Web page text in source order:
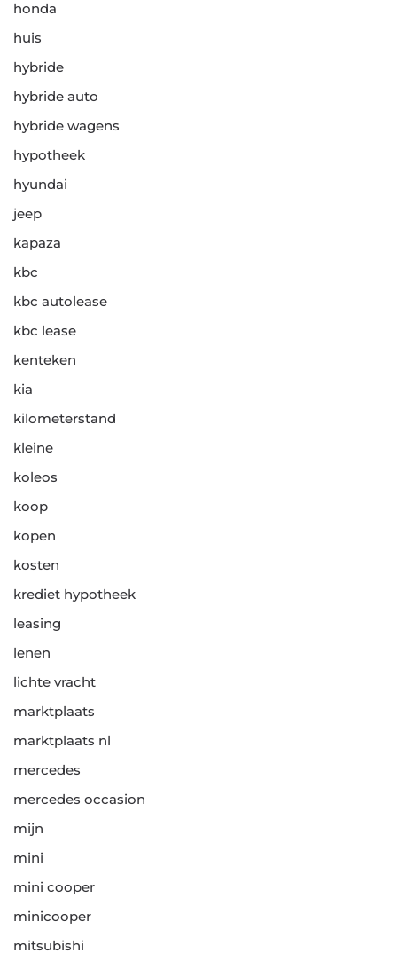
honda
huis
hybride
hybride auto
hybride wagens
hypotheek
hyundai
jeep
kapaza
kbc
kbc autolease
kbc lease
kenteken
kia
kilometerstand
kleine
koleos
koop
kopen
kosten
krediet hypotheek
leasing
lenen
lichte vracht
marktplaats
marktplaats nl
mercedes
mercedes occasion
mijn
mini
mini cooper
minicooper
mitsubishi